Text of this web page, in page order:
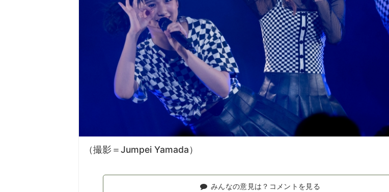
（撮影＝Jumpei Yamada）
みんなの意見は？コメントを見る